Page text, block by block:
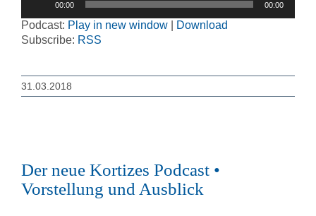
00:00 00:00
Podcast: Play in new window
Download
Subscribe: RSS
31.03.2018
Der neue Kortizes Podcast •
Vorstellung und Ausblick